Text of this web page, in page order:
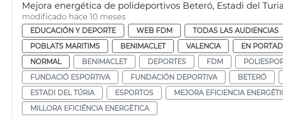
Mejora energética de polideportivos Beteró, Estadi del
modificado hace 10 meses
EDUCACIÓN Y DEPORTE WEB FDM TODAS LAS AUDIENCIAS
POBLATS MARITIMS
BENIMACLET VALENCIA EN
NORMAL
BENIMACLET DEPORTES FDM
FUNDACIÓ ESPORTIVA
FUNDACIÓN DEPORTIVA BETERÓ
ESTADI DEL TÚRIA
ESPORTOS
MEJORA EFICIENCIA
MILLORA EFICIÉNCIA ENERGÈTICA